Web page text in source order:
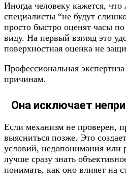
Иногда человеку кажется,
специалисты “не будут
просто быстро оценят часы
виду. На первый взгляд это
поверхностная оценка не
Профессиональная
причинам.
Она исключает
Если механизм не проверен,
выясниться позже. Это
условий, недопонимания или
лучше сразу знать
понимать, как оно влияет на